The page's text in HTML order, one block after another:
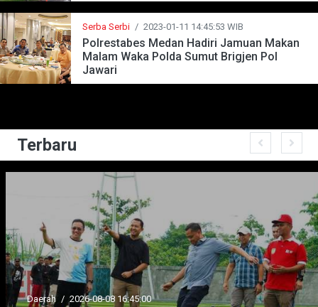
Serba Serbi / 2023-01-11 14:45:53 WIB
Polrestabes Medan Hadiri Jamuan Makan
Malam Waka Polda Sumut Brigjen Pol
Jawari
Terbaru
Daerah / 2026-08-08 16:45:00